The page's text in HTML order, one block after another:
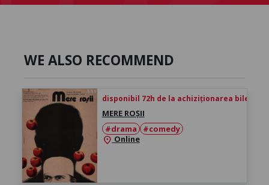
WE ALSO RECOMMEND
disponibil 72h de la achiziționarea biletului
MERE ROȘII
#drama
#comedy
location_on Online